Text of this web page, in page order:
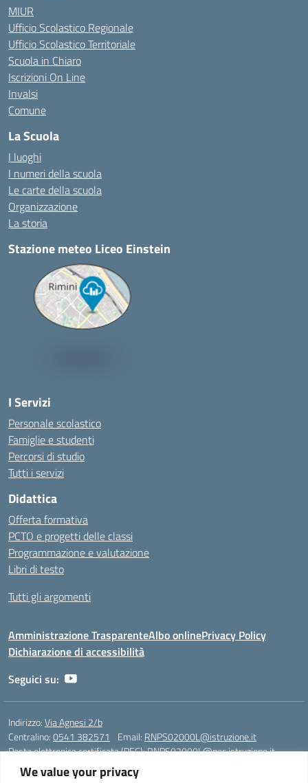
We value your privacy
MIUR
Ufficio Scolastico Regionale
Ufficio Scolastico Territoriale
Scuola in Chiaro
Iscrizioni On Line
Invalsi
Comune
La Scuola
I luoghi
I numeri della scuola
Le carte della scuola
Organizzazione
La storia
Stazione meteo Liceo Einstein
I Servizi
Personale scolastico
Famiglie e studenti
Percorsi di studio
Tutti i servizi
Didattica
Offerta formativa
PCTO e progetti delle classi
Programmazione e valutazione
Libri di testo
Tutti gli argomenti
Amministrazione TrasparenteAlbo onlinePrivacy Policy
Dichiarazione di accessibilità
Seguici su:
Indirizzo:Via Agnesi 2/b
Centralino:0541 382571 Email: RNPS02000L@istruzione.it
Posta elettronica certificata (PEC):RNPS02000L@pec.istruzione.it
Codice fiscale: 82009530401